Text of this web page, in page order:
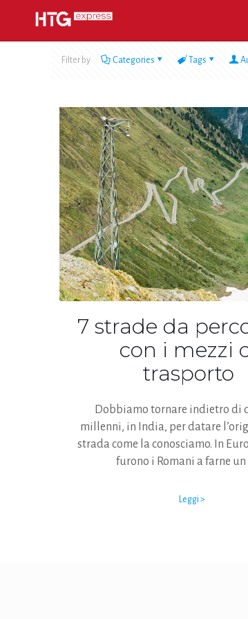
Filter by Categories Tags
7 strade da
con i mezzi
trasporto
Dobbiamo tornare indietro di
millenni, in India, per datare
strada come la conosciamo. In
furono i Romani a farne un
Leggi >